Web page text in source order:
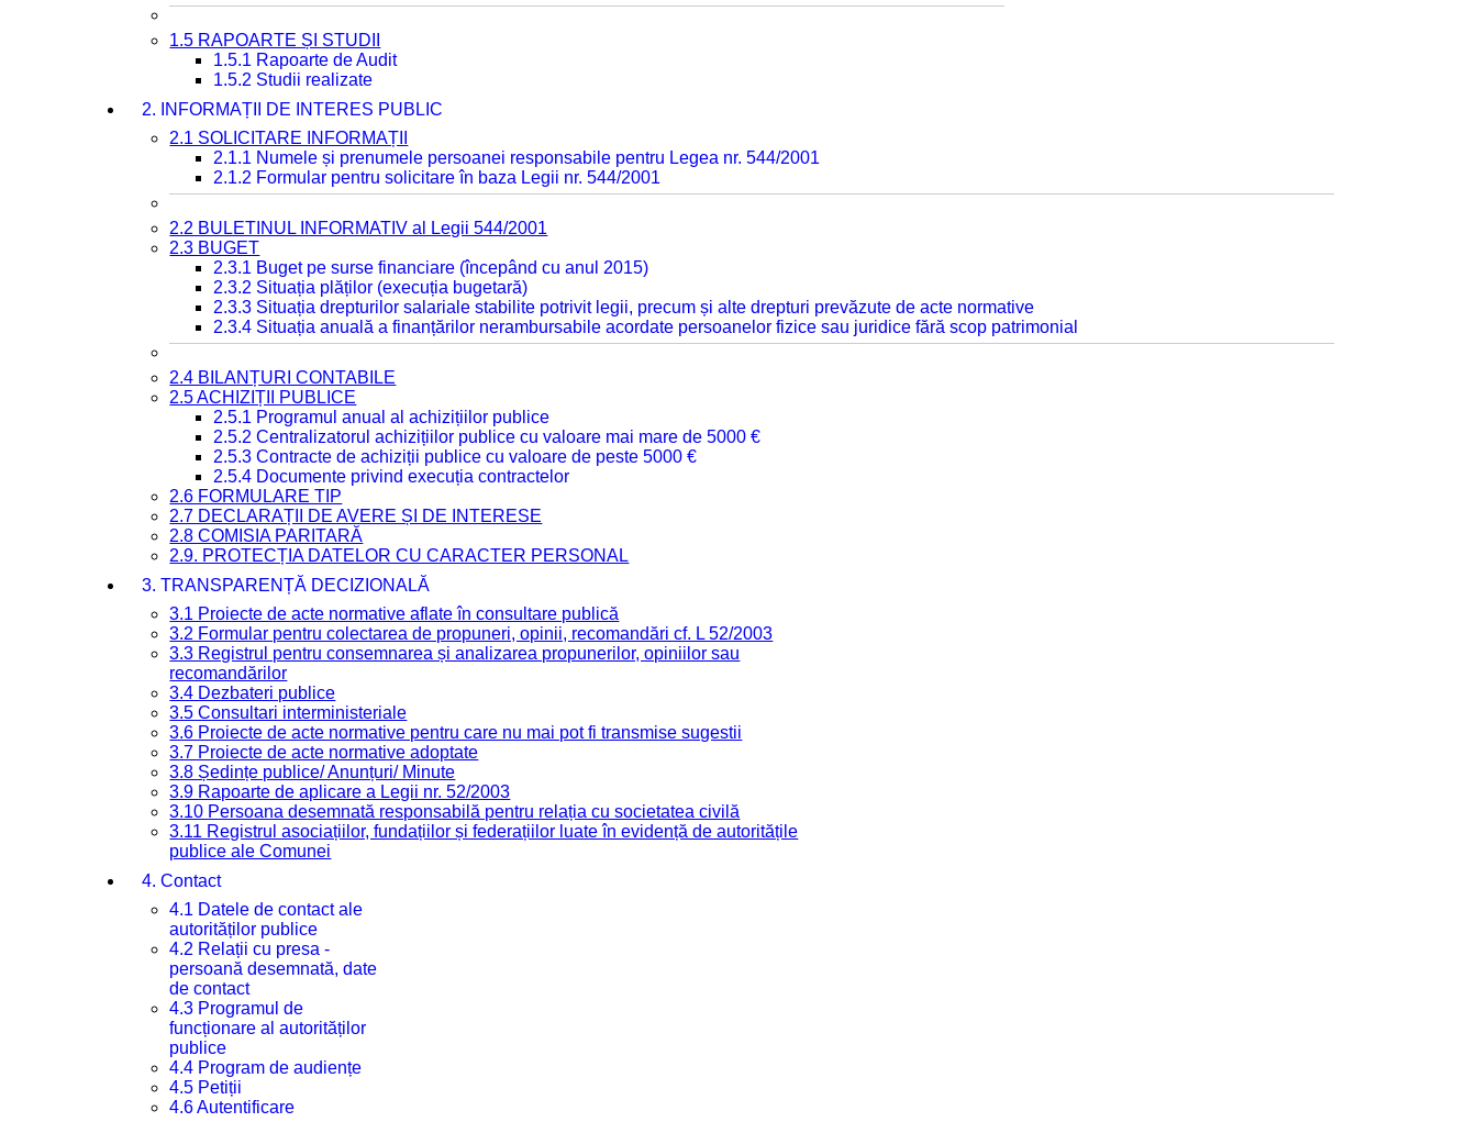
1.5 RAPOARTE ȘI STUDII
1.5.1 Rapoarte de Audit
1.5.2 Studii realizate
2. INFORMAȚII DE INTERES PUBLIC
2.1 SOLICITARE INFORMAȚII
2.1.1 Numele și prenumele persoanei responsabile pentru Legea nr. 544/2001
2.1.2 Formular pentru solicitare în baza Legii nr. 544/2001
2.2 BULETINUL INFORMATIV al Legii 544/2001
2.3 BUGET
2.3.1 Buget pe surse financiare (începând cu anul 2015)
2.3.2 Situația plăților (execuția bugetară)
2.3.3 Situația drepturilor salariale stabilite potrivit legii, precum și alte drepturi prevăzute de acte normative
2.3.4 Situația anuală a finanțărilor nerambursabile acordate persoanelor fizice sau juridice fără scop patrimonial
2.4 BILANȚURI CONTABILE
2.5 ACHIZIȚII PUBLICE
2.5.1 Programul anual al achizițiilor publice
2.5.2 Centralizatorul achizițiilor publice cu valoare mai mare de 5000 €
2.5.3 Contracte de achiziții publice cu valoare de peste 5000 €
2.5.4 Documente privind execuția contractelor
2.6 FORMULARE TIP
2.7 DECLARAȚII DE AVERE ȘI DE INTERESE
2.8 COMISIA PARITARĂ
2.9. PROTECȚIA DATELOR CU CARACTER PERSONAL
3. TRANSPARENȚĂ DECIZIONALĂ
3.1 Proiecte de acte normative aflate în consultare publică
3.2 Formular pentru colectarea de propuneri, opinii, recomandări cf. L 52/2003
3.3 Registrul pentru consemnarea și analizarea propunerilor, opiniilor sau
recomandărilor
3.4 Dezbateri publice
3.5 Consultari interministeriale
3.6 Proiecte de acte normative pentru care nu mai pot fi transmise sugestii
3.7 Proiecte de acte normative adoptate
3.8 Ședințe publice/ Anunțuri/ Minute
3.9 Rapoarte de aplicare a Legii nr. 52/2003
3.10 Persoana desemnată responsabilă pentru relația cu societatea civilă
3.11 Registrul asociațiilor, fundațiilor și federațiilor luate în evidență de autoritățile
publice ale Comunei
4. Contact
4.1 Datele de contact ale
autorităților publice
4.2 Relații cu presa -
persoană desemnată, date
de contact
4.3 Programul de
funcționare al autorităților
publice
4.4 Program de audiențe
4.5 Petiții
4.6 Autentificare